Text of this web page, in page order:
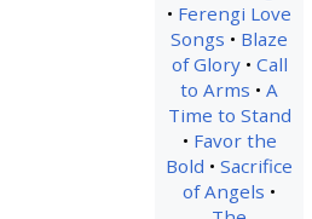
Ferengi Love
Songs
Blaze
of Glory
Call
to Arms
A
Time to Stand
Favor the
Bold
Sacrifice
of Angels